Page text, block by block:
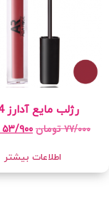
رژلب مایع آدارز 204
۷۷/۰۰۰تومان ۵۳/۹۰۰
اطلاعات بیشتر